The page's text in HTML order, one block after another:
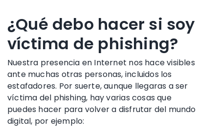
¿Qué debo hacer si soy
víctima de phishing?
Nuestra presencia en Internet nos hace visibles
ante muchas otras personas, incluidos los
estafadores. Por suerte, aunque llegaras a ser
víctima del phishing, hay varias cosas que
puedes hacer para volver a disfrutar del mundo
digital, por ejemplo: